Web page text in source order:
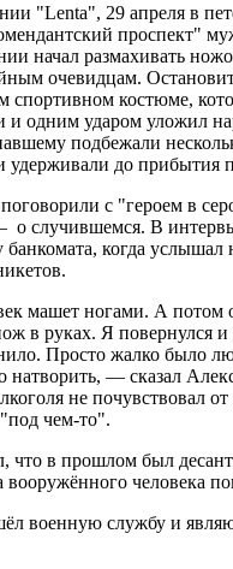
"Lenta", 29 апреля в
проспект"
начал размахивать
очевидцам.
спортивном костюме,
и одним ударом уложил
подбежали
удерживали до прибытия
с "героем в
о случившемся. В
банкомата, когда услышал
машет ногами. А потом
в руках. Я повернулся
Просто жалко было
натворить, — сказал
не почувствовал
"под чем-то".
что в прошлом был
вооружённого человека
военную службу и